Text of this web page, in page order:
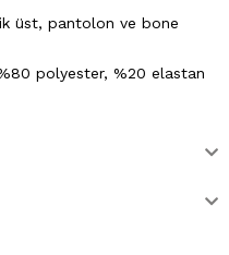
üst, pantolon ve bone
polyester, %20 elastan